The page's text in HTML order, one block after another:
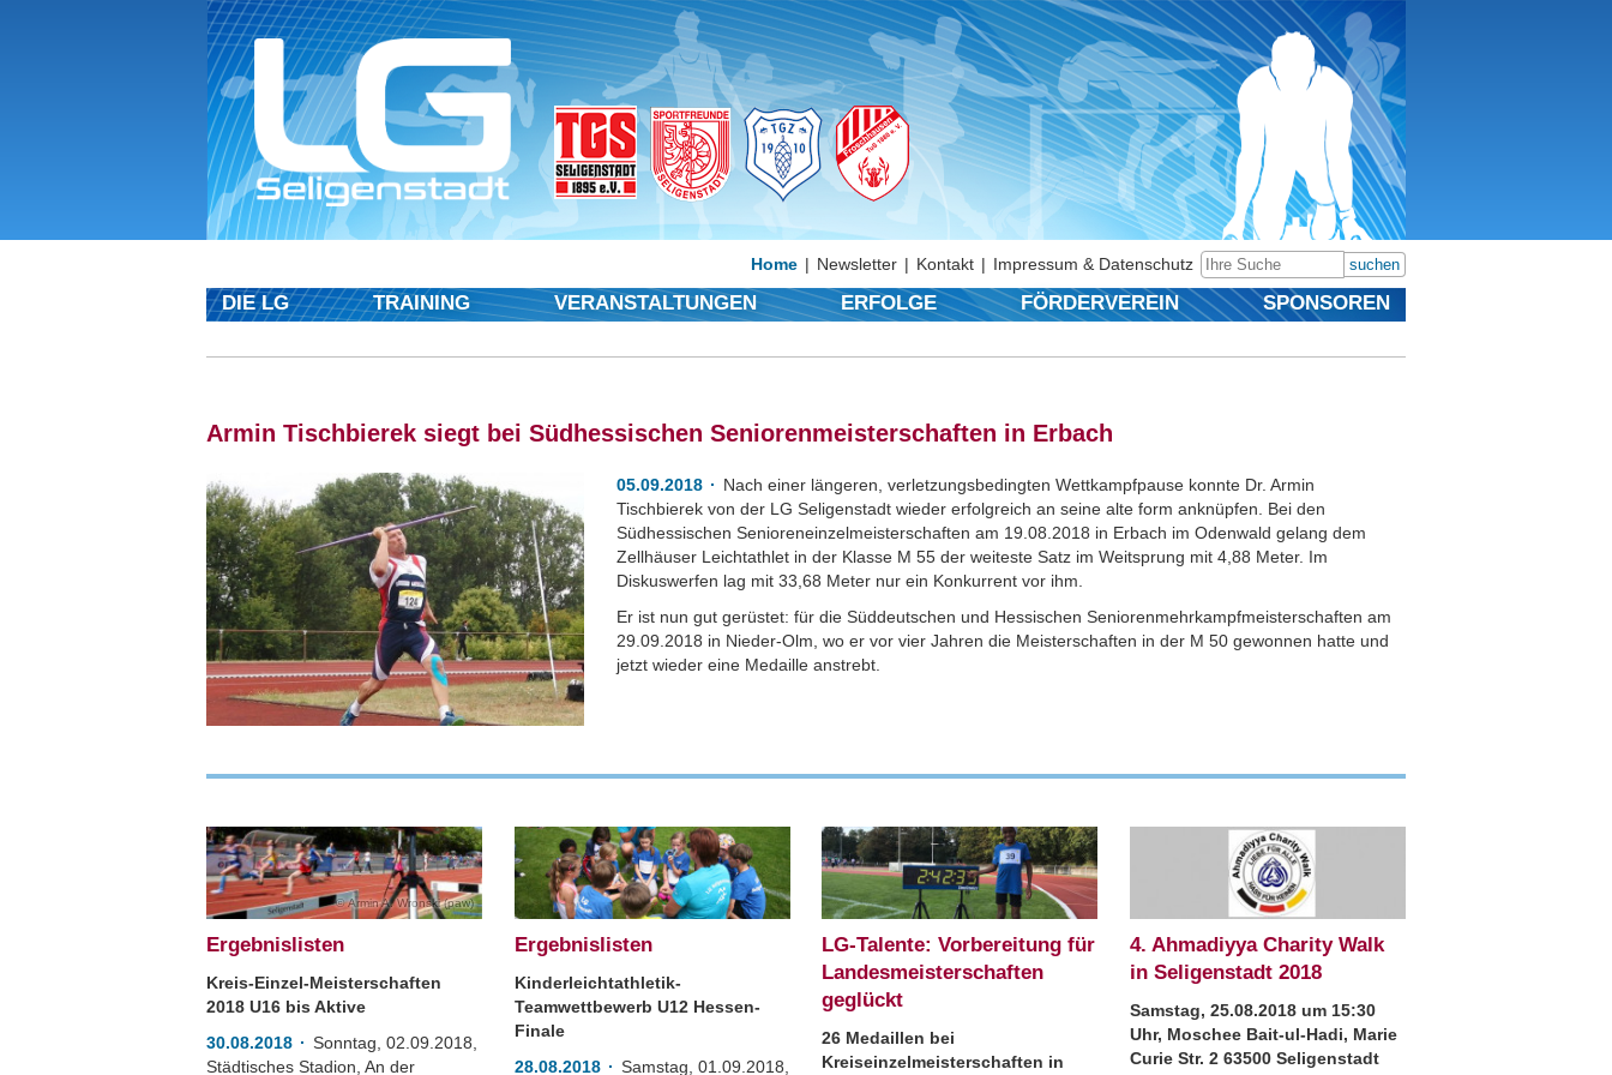
suchen
Home Newsletter Kontakt Impressum & Datenschutz
DIE LG TRAINING VERANSTALTUNGEN ERFOLGE FÖRDERVEREIN SPONSOREN
Armin Tischbierek siegt bei Südhessischen Seniorenmeisterschaften in Erbach
05.09.2018
Nach einer längeren, verletzungsbedingten Wettkampfpause konnte Dr. Armin
Tischbierek von der LG Seligenstadt wieder erfolgreich an seine alte form anknüpfen. Bei den
Südhessischen Senioreneinzelmeisterschaften am 19.08.2018 in Erbach im Odenwald gelang dem
Zellhäuser Leichtathlet in der Klasse M 55 der weiteste Satz im Weitsprung mit 4,88 Meter. Im
Diskuswerfen lag mit 33,68 Meter nur ein Konkurrent vor ihm.
Er ist nun gut gerüstet: für die Süddeutschen und Hessischen Seniorenmehrkampfmeisterschaften am
29.09.2018 in Nieder-Olm, wo er vor vier Jahren die Meisterschaften in der M 50 gewonnen hatte und
jetzt wieder eine Medaille anstrebt.
Armin A. Wronski (paw)
Ergebnislisten
Kreis-Einzel-Meisterschaften
2018 U16 bis Aktive
30.08.2018
Sonntag, 02.09.2018,
Städtisches Stadion, An der
Ergebnislisten
Kinderleichtathletik-
Teamwettbewerb U12 Hessen-
Finale
28.08.2018
Samstag, 01.09.2018,
LG-Talente: Vorbereitung für
Landesmeisterschaften
geglückt
26 Medaillen bei
Kreiseinzelmeisterschaften in
4. Ahmadiyya Charity Walk
in Seligenstadt 2018
Samstag, 25.08.2018 um 15:30
Uhr, Moschee Bait-ul-Hadi, Marie
Curie Str. 2 63500 Seligenstadt